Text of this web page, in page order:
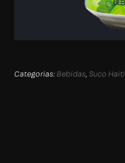
Categorias: Bebidas Suco Haiti